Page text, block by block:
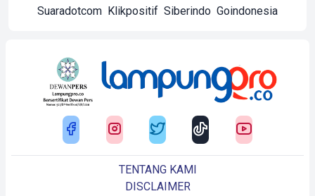
Suaradotcom Klikpositif Siberindo Goindonesia
TENTANG KAMI
DISCLAIMER